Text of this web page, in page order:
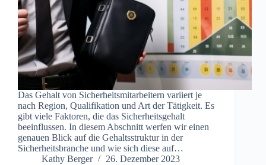
Das Gehalt von Sicherheitsmitarbeitern variiert je
nach Region, Qualifikation und Art der Tätigkeit. Es
gibt viele Faktoren, die das Sicherheitsgehalt
beeinflussen. In diesem Abschnitt werfen wir einen
genauen Blick auf die Gehaltsstruktur in der
Sicherheitsbranche und wie sich diese auf…
Kathy Berger
26. Dezember 2023